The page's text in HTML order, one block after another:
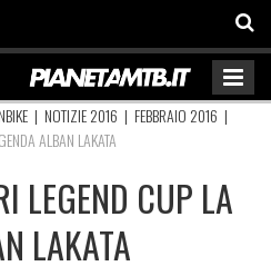
| NOTIZIE 2016 | FEBBRAIO 2016 |
ALBAN LAKATA
LEGEND CUP LA
LAKATA